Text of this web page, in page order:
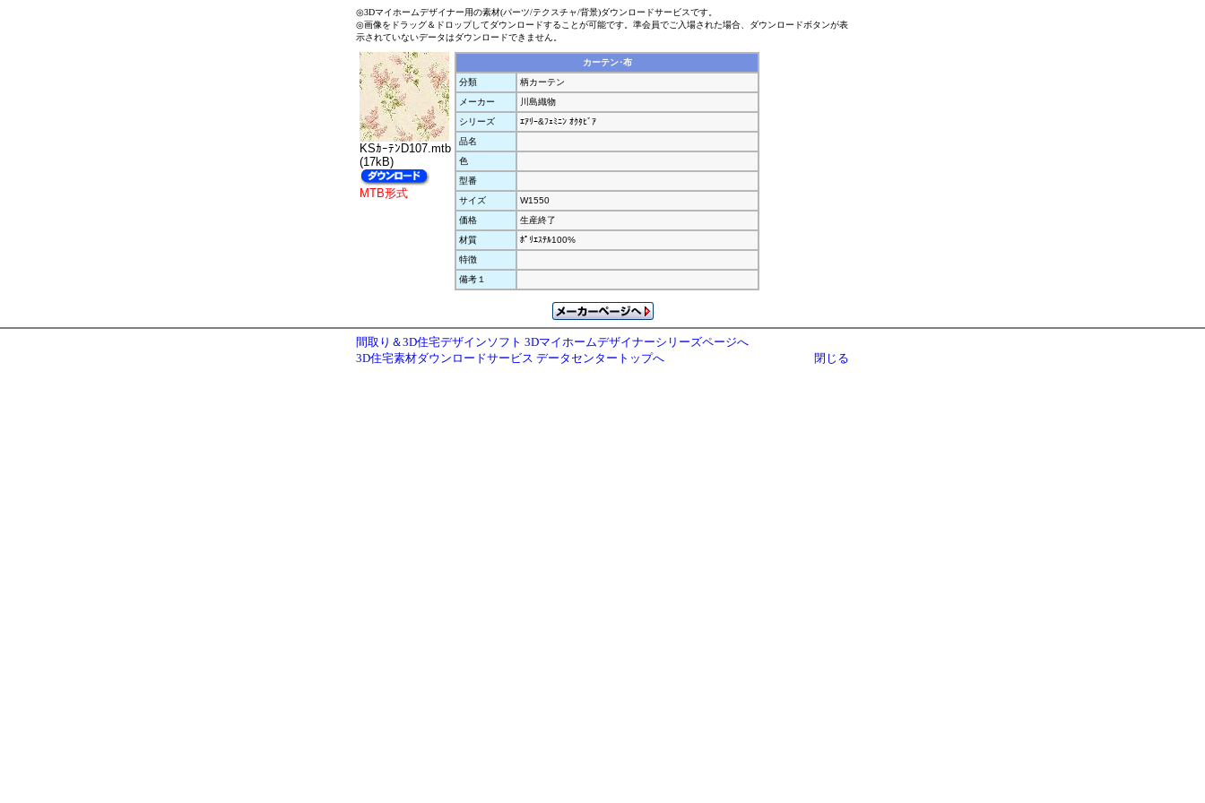
◎3Dマイホームデザイナー用の素材(パーツ/テクスチャ/背景)ダウンロードサービスです。
◎画像をドラッグ＆ドロップしてダウンロードすることが可能です。準会員でご入場された場合、ダウンロードボタンが表
示されていないデータはダウンロードできません。
KSｶｰﾃﾝD107.mtb
(17kB)
MTB形式
カーテン･布
分類
柄カーテン
メーカー
川島織物
シリーズ
ｴｱﾘｰ&ﾌｪﾐﾆﾝ ｵｸﾀﾋﾞｱ
品名
色
型番
サイズ
W1550
価格
生産終了
材質
ﾎﾟﾘｴｽﾃﾙ100%
特徴
備考１
間取り＆3D住宅デザインソフト 3Dマイホームデザイナーシリーズページへ
3D住宅素材ダウンロードサービス データセンタートップへ
閉じる